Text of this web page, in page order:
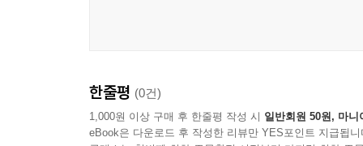
한줄평 (0건)
1,000원 이상 구매 후 한줄평 작성 시 일반회원 50원, 마니
eBook은 다운로드 후 작성한 리뷰만 YES포인트 지급됩니